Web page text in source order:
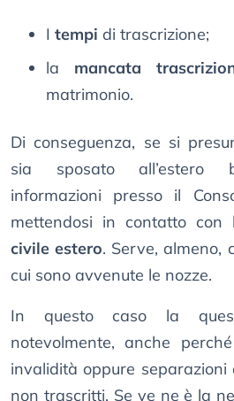
I tempi di trascrizione;
la mancata
matrimonio.
Di conseguenza, se si
sia sposato all’estero
informazioni presso il
mettendosi in contatto con
civile estero. Serve, almeno,
cui sono avvenute le nozze.
In questo caso la
notevolmente, anche
invalidità oppure
non trascritti. Se ve ne è la